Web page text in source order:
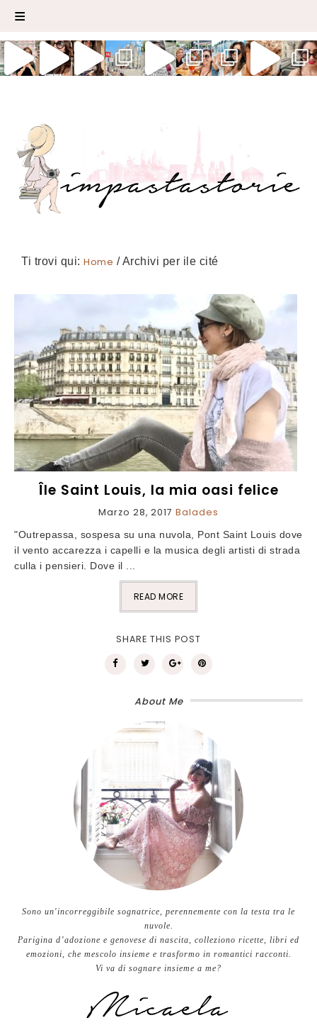
Ti trovi qui: Home /Archivi per ile cité
Île Saint Louis, la mia oasi felice
Marzo 28, 2017 Balades
"Outrepassa, sospesa su una nuvola, Pont Saint Louis dove
il vento accarezza i capelli e la musica degli artisti di strada
culla i pensieri. Dove il ...
READ MORE
SHARE THIS POST
About Me
Sono un'incorreggibile sognatrice, perennemente con la testa tra le
nuvole.
Parigina d’adozione e genovese di nascita, colleziono ricette, libri ed
emozioni, che mescolo insieme e trasformo in romantici racconti.
Vi va di sognare insieme a me?